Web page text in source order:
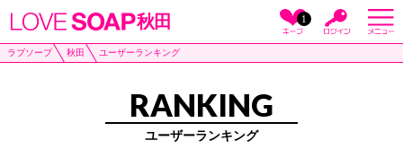
秋田 1
ラブソープ 秋田 ユーザーランキング
RANKING
ユーザーランキング